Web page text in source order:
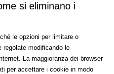
si eliminano i
le opzioni per limitare o
regolate modificando le
La maggioranza dei browser
per accettare i cookie in modo